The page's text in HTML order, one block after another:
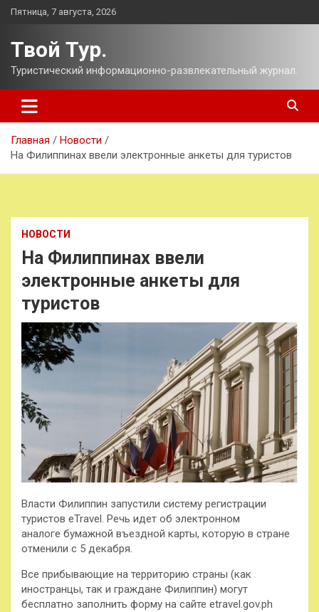
Перейти
Пятница, 7 августа, 2026
Твой Тур.
Туристический информационно-развлекательный журнал.
Главная
Новости
На Филиппинах ввели электронные анкеты для туристов
НОВОСТИ
На Филиппинах ввели
электронные анкеты для
туристов
Власти Филиппин запустили систему регистрации
туристов еTravel. Речь идет об электронном
аналоге бумажной въездной карты, которую в стране
отменили с 5 декабря.
Все прибывающие на территорию страны (как
иностранцы, так и граждане Филиппин) могут
бесплатно заполнить форму на сайте etravel.gov.ph